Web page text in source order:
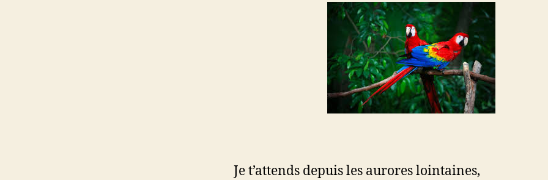
Je t’attends depuis les aurores lointaines,